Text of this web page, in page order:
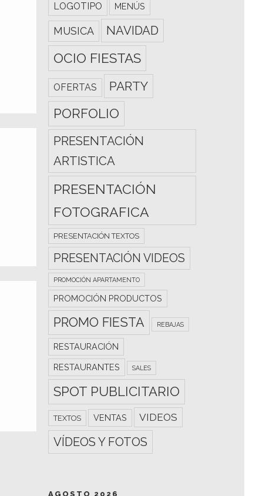
LOGOTIPO MENÚS
MUSICA NAVIDAD
OCIO FIESTAS
OFERTAS PARTY
PORFOLIO
PRESENTACIÓN
ARTISTICA
PRESENTACIÓN
FOTOGRAFICA
PRESENTACIÓN TEXTOS
PRESENTACIÓN VIDEOS
PROMOCIÓN APARTAMENTO
PROMOCIÓN PRODUCTOS
PROMO FIESTA REBAJAS
RESTAURACIÓN
RESTAURANTES SALES
SPOT PUBLICITARIO
TEXTOS VENTAS VIDEOS
VÍDEOS Y FOTOS
AGOSTO 2026